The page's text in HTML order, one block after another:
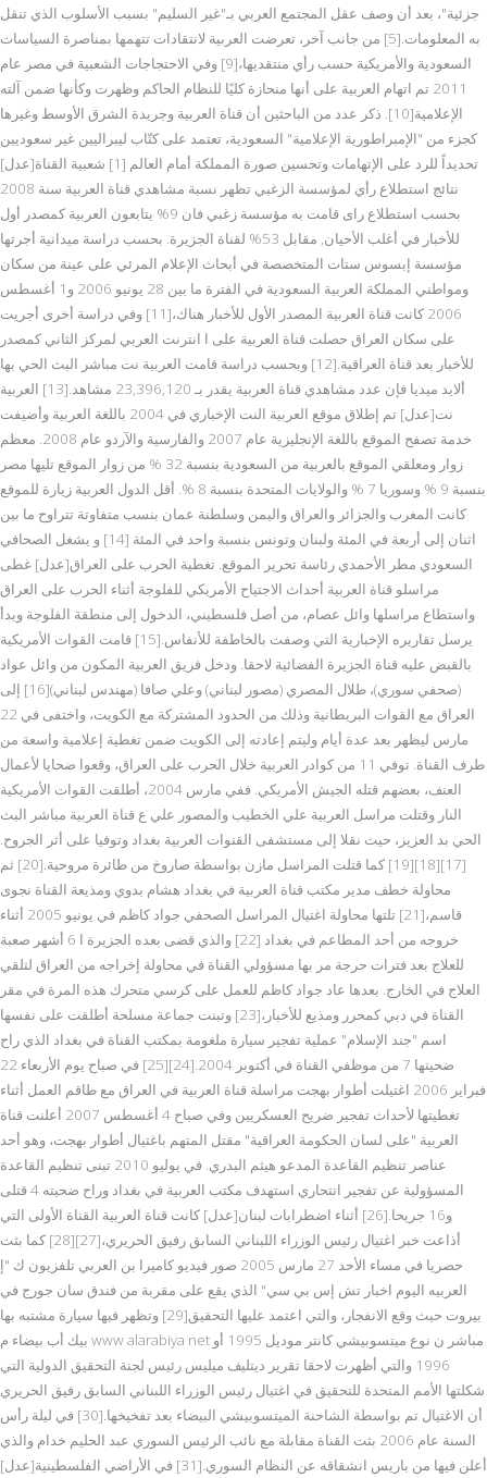
جزئية"، بعد أن وصف عقل المجتمع العربي بـ"غير السليم" بسبب الأسلوب الذي تنقل
به المعلومات.[5] من جانب آخر، تعرضت العربية لانتقادات تتهمها بمناصرة السياسات
السعودية والأمريكية حسب رأي منتقديها،[9] وفي الاحتجاجات الشعبية في مصر عام
2011 تم اتهام العربية على أنها منحازة كليًا للنظام الحاكم وظهرت وكأنها ضمن آلته
الإعلامية[10]. ذكر عدد من الباحثين أن قناة العربية وجريدة الشرق الأوسط وغيرها
كجزء من "الإمبراطورية الإعلامية" السعودية، تعتمد على كتّاب ليبراليين غير سعوديين
تحديداً للرد على الإتهامات وتحسين صورة المملكة أمام العالم [1] شعبية القناة[عدل]
نتائج استطلاع رأي لمؤسسة الزغبي تظهر نسبة مشاهدي قناة العربية سنة 2008
بحسب استطلاع راى قامت به مؤسسة زغبي فان 9% يتابعون العربية كمصدر أول
للأخبار في أغلب الأحيان, مقابل 53% لقناة الجزيرة. بحسب دراسة ميدانية أجرتها
مؤسسة إبسوس ستات المتخصصة في أبحاث الإعلام المرئي على عينة من سكان
ومواطني المملكة العربية السعودية في الفترة ما بين 28 يونيو 2006 و1 أغسطس
2006 كانت قناة العربية المصدر الأول للأخبار هناك،[11] وفي دراسة أخرى أجريت
على سكان العراق حصلت قناة العربية على ا انترنت العربي لمركز الثاني كمصدر
للأخبار بعد قناة العراقية.[12] وبحسب دراسة قامت العربية نت مباشر البث الحي بها
ألايد ميديا فإن عدد مشاهدي قناة العربية يقدر بـ 23,396,120 مشاهد.[13] العربية
نت[عدل] تم إطلاق موقع العربية النت الإخباري في 2004 باللغة العربية وأضيفت
خدمة تصفح الموقع باللغة الإنجليزية عام 2007 والفارسية والآردو عام 2008. معظم
زوار ومعلقي الموقع بالعربية من السعودية بنسبة 32 % من زوار الموقع تليها مصر
بنسبة 9 % وسوريا 7 % والولايات المتحدة بنسبة 8 %. أقل الدول العربية زيارة للموقع
كانت المغرب والجزائر والعراق واليمن وسلطنة عمان بنسب متفاوتة تتراوح ما بين
اثنان إلى أربعة في المئة ولبنان وتونس بنسبة واحد في المئة [14] و يشغل الصحافي
السعودي مطر الأحمدي رئاسة تحرير الموقع. تغطية الحرب على العراق[عدل] غطى
مراسلو قناة العربية أحداث الاجتياح الأمريكي للفلوجة أثناء الحرب على العراق
واستطاع مراسلها وائل عصام، من أصل فلسطيني، الدخول إلى منطقة الفلوجة وبدأ
يرسل تقاريره الإخبارية التي وصفت بالخاطفة للأنفاس.[15] قامت القوات الأمريكية
بالقبض عليه قناة الجزيرة الفضائية لاحقا. ودخل فريق العربية المكون من وائل عواد
(صحفي سوري)، طلال المصري (مصور لبناني) وعلي صافا (مهندس لبناني)[16] إلى
العراق مع القوات البريطانية وذلك من الحدود المشتركة مع الكويت، واختفى في 22
مارس ليظهر بعد عدة أيام وليتم إعادته إلى الكويت ضمن تغطية إعلامية واسعة من
طرف القناة. توفي 11 من كوادر العربية خلال الحرب على العراق، وقعوا ضحايا لأعمال
العنف، بعضهم قتله الجيش الأمريكي. ففي مارس 2004، أطلقت القوات الأمريكية
النار وقتلت مراسل العربية علي الخطيب والمصور علي ع قناة العربية مباشر البث
الحي بد العزيز، حيث نقلا إلى مستشفى القنوات العربية بغداد وتوفيا على أثر الجروح.
[17][18][19] كما قتلت المراسل مازن بواسطة صاروخ من طائرة مروحية.[20] ثم
محاولة خطف مدير مكتب قناة العربية في بغداد هشام بدوي ومذيعة القناة نجوى
قاسم،[21] تلتها محاولة اغتيال المراسل الصحفي جواد كاظم في يونيو 2005 أثناء
خروجه من أحد المطاعم في بغداد [22] والذي قضى بعده الجزيرة ا 6 أشهر صعبة
للعلاج بعد فترات حرجة مر بها مسؤولي القناة في محاولة إخراجه من العراق لتلقي
العلاج في الخارج. بعدها عاد جواد كاظم للعمل على كرسي متحرك هذه المرة في مقر
القناة في دبي كمحرر ومذيع للأخبار،[23] وتبنت جماعة مسلحة أطلقت على نفسها
اسم "جند الإسلام" عملية تفجير سيارة ملغومة بمكتب القناة في بغداد الذي راح
ضحيتها 7 من موظفي القناة في أكتوبر 2004.[24][25] في صباح يوم الأربعاء 22
فبراير 2006 اغتيلت أطوار بهجت مراسلة قناة العربية في العراق مع طاقم العمل أثناء
تغطيتها لأحداث تفجير ضريح العسكريين وفي صباح 4 أغسطس 2007 أعلنت قناة
العربية "على لسان الحكومة العراقية" مقتل المتهم باغتيال أطوار بهجت، وهو أحد
عناصر تنظيم القاعدة المدعو هيثم البدري. في يوليو 2010 تبنى تنظيم القاعدة
المسؤولية عن تفجير انتحاري استهدف مكتب العربية في بغداد وراح ضحيته 4 قتلى
و16 جريحا.[26] أثناء اضطرابات لبنان[عدل] كانت قناة العربية القناة الأولى التي
أذاعت خبر اغتيال رئيس الوزراء اللبناني السابق رفيق الحريري،[27][28] كما بثت
حصريا في مساء الأحد 27 مارس 2005 صور فيديو كاميرا بن العربي تلفزيون ك "إ
العربيه اليوم اخبار تش إس بي سي" الذي يقع على مقربة من فندق سان جورج في
بيروت حيث وقع الانفجار، والتي اعتمد عليها التحقيق[29] وتظهر فيها سيارة مشتبه بها
بيك أب بيضاء م www alarabiya net مباشر ن نوع ميتسوبيشي كانتر موديل 1995 أو
1996 والتي أظهرت لاحقا تقرير ديتليف ميليس رئيس لجنة التحقيق الدولية التي
شكلتها الأمم المتحدة للتحقيق في اغتيال رئيس الوزراء اللبناني السابق رفيق الحريري
أن الاغتيال تم بواسطة الشاحنة الميتسوبيشي البيضاء بعد تفخيخها.[30] في ليلة رأس
السنة عام 2006 بثت القناة مقابلة مع نائب الرئيس السوري عبد الحليم خدام والذي
أعلن فيها من باريس انشقاقه عن النظام السوري.[31] في الأراضي الفلسطينية[عدل]